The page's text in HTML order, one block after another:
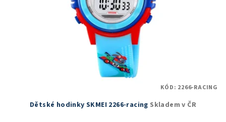
Dětské hodinky SKMEI 2266-racing Skladem v ČR
KÓD: 2266-RACING